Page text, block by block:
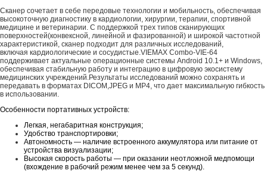
Сканер сочетает в себе передовые технологии и мобильность, обеспечивая
высокоточную диагностику в кардиологии, хирургии, терапии, спортивной
медицине и ветеринарии. С поддержкой трех типов сканирующих
поверхностей(конвексной, линейной и фазированной) и широкой частотной
характеристикой, сканер подходит для различных исследований,
включая кардиологические и сосудистые.VIEMAX Combo-VIE-64
поддерживает актуальные операционные системы Android 10.1+ и Windows,
обеспечивая стабильную работу и интеграцию в цифровую экосистему
медицинских учреждений.Результаты исследований можно сохранять и
передавать в форматах DICOM,JPEG и MP4, что дает максимальную гибкость
в использовании.
Особенности портативных устройств:
Легкая, негабаритная конструкция;
Удобство транспортировки;
Автономность — наличие встроенного аккумулятора или питание от
устройства визуализации;
Высокая скорость работы — при оказании неотложной медпомощи
(вхождение в рабочий режим менее чем за 5 секунд).